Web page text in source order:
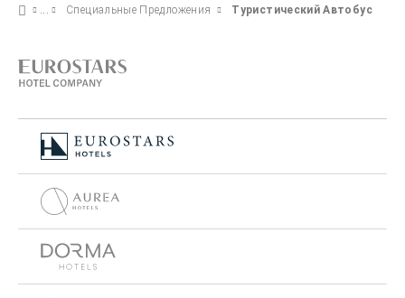
Специальные Предложения Туристический Автобус